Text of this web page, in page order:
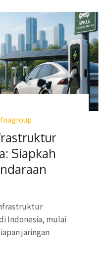
Siapkah
Indonesia, mulai
jaringan